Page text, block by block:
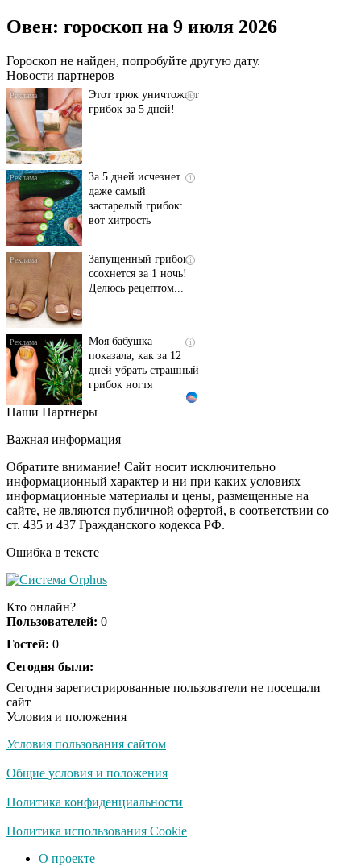
Овен: гороскоп на 9 июля 2026
Гороскоп не найден, попробуйте другую дату.
Новости партнеров
запущенный грибок
исчезнет с корнем,
i
Этот трюк уничтожает
грибок за 5 дней!
i
За 5 дней исчезнет
даже самый
застарелый грибок:
вот хитрость
i
Запущенный грибок
ссохнется за 1 ночь!
Делюсь рецептом...
i
Моя бабушка
показала, как за 12
дней убрать страшный
грибок ногтя
Этот танец невесты
Пересмотрела 10 раз
i
Ролик длится пару
секунд, но вы будете в
шоке от увиденного
Ролик из Омска: вы
Ржу не переставая, это
не раз
Скрытая камера на
люди вытворяют, когда
Ролик длится
смеяться вы будете
Наши Партнеры
Важная информация
Обратите внимание! Сайт носит исключительно
информационный характер и ни при каких условиях
информационные материалы и цены, размещенные на
сайте, не являются публичной офертой, в соответствии со
ст. 435 и 437 Гражданского кодекса РФ.
Ошибка в тексте
Кто онлайн?
Пользователей: 0
Гостей: 0
Сегодня были:
Сегодня зарегистрированные пользователи не посещали
сайт
Условия и положения
Условия пользования сайтом
Общие условия и положения
Политика конфиденциальности
Политика использования Cookie
О проекте